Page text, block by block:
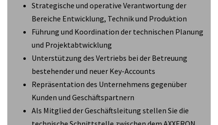
Strategische und operative Verantwortung der
Bereiche Entwicklung, Technik und Produktion
Führung und Koordination der technischen Planung
und Projektabtwicklung
Unterstützung des Vertriebs bei der Betreuung
bestehender und neuer Key-Accounts
Repräsentation des Unternehmens gegenüber
Kunden und Geschäftspartnern
Als Mitglied der Geschäftsleitung stellen Sie die